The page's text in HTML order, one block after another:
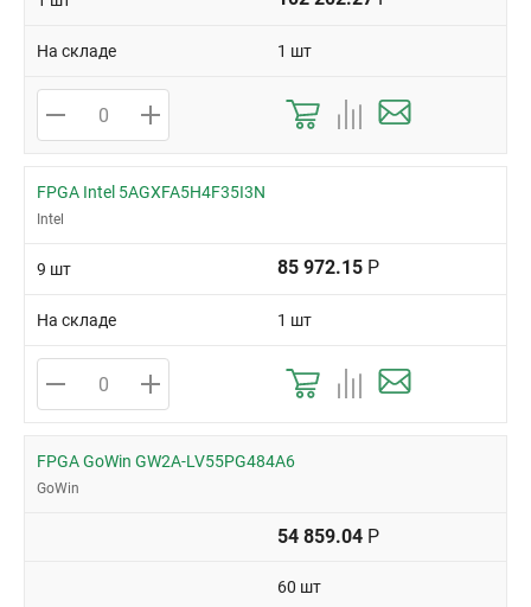
На складе 1 шт
FPGA Intel 5AGXFA5H4F35I3N
Intel
9 шт 85 972.15 Р
На складе 1 шт
FPGA GoWin GW2A-LV55PG484A6
GoWin
54 859.04 Р
60 шт